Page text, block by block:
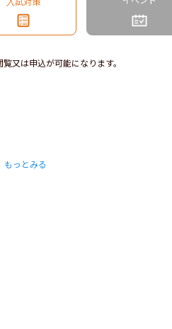
又は申込が可能になります。
もっとみる